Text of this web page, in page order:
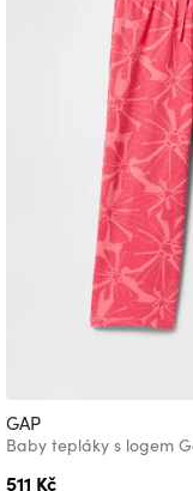
GAP
Baby tepláky s logem
511 Kč